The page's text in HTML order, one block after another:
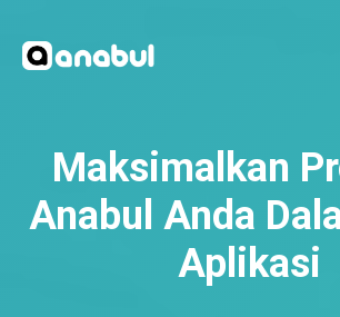
Maksimalkan
Anabul Anda
Aplikasi